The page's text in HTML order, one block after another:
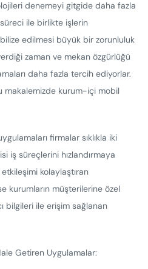
denemeyi gitgide daha fazla
ile birlikte işlerin
edilmesi büyük bir zorunluluk
zaman ve mekan özgürlüğü
daha fazla tercih ediyorlar.
makalemizde kurum-içi mobil
firmalar sıklıkla iki
iş süreçlerini hızlandırmaya
kolaylaştıran
kurumların müşterilerine özel
bilgileri ile erişim sağlanan
Getiren Uygulamalar: